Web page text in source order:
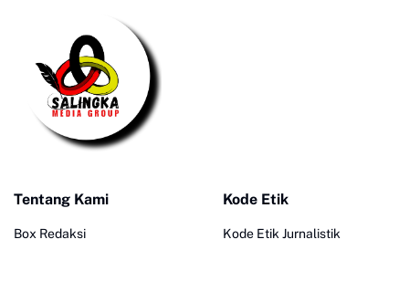
Tentang Kami
Box Redaksi
Kode Etik
Kode Etik Jurnalistik